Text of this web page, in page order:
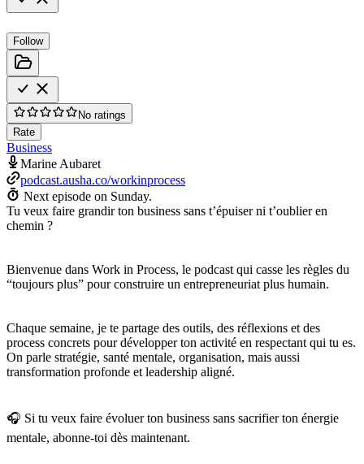
Follow
No ratings
Rate
Business
Marine Aubaret
podcast.ausha.co/workinprocess
Next episode on Sunday.
Tu veux faire grandir ton business sans t’épuiser ni t’oublier en
chemin ?
Bienvenue dans Work in Process, le podcast qui casse les règles du
“toujours plus” pour construire un entrepreneuriat plus humain.
Chaque semaine, je te partage des outils, des réflexions et des
process concrets pour développer ton activité en respectant qui tu es.
On parle stratégie, santé mentale, organisation, mais aussi
transformation profonde et leadership aligné.
🎧 Si tu veux faire évoluer ton business sans sacrifier ton énergie
mentale, abonne-toi dès maintenant.